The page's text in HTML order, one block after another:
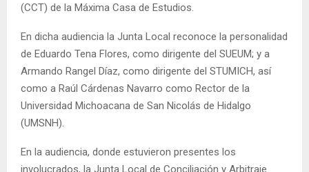
(CCT) de la Máxima Casa de Estudios.
En dicha audiencia la Junta Local reconoce la personalidad
de Eduardo Tena Flores, como dirigente del SUEUM; y a
Armando Rangel Díaz, como dirigente del STUMICH, así
como a Raúl Cárdenas Navarro como Rector de la
Universidad Michoacana de San Nicolás de Hidalgo
(UMSNH).
En la audiencia, donde estuvieron presentes los
involucrados, la Junta Local de Conciliación y Arbitraje